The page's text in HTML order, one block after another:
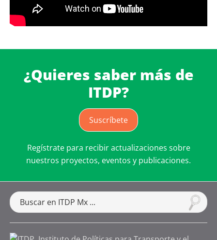
¿Quieres saber más de
ITDP?
Suscríbete
Regístrate para recibir actualizaciones sobre
nuestros proyectos, eventos y publicaciones.